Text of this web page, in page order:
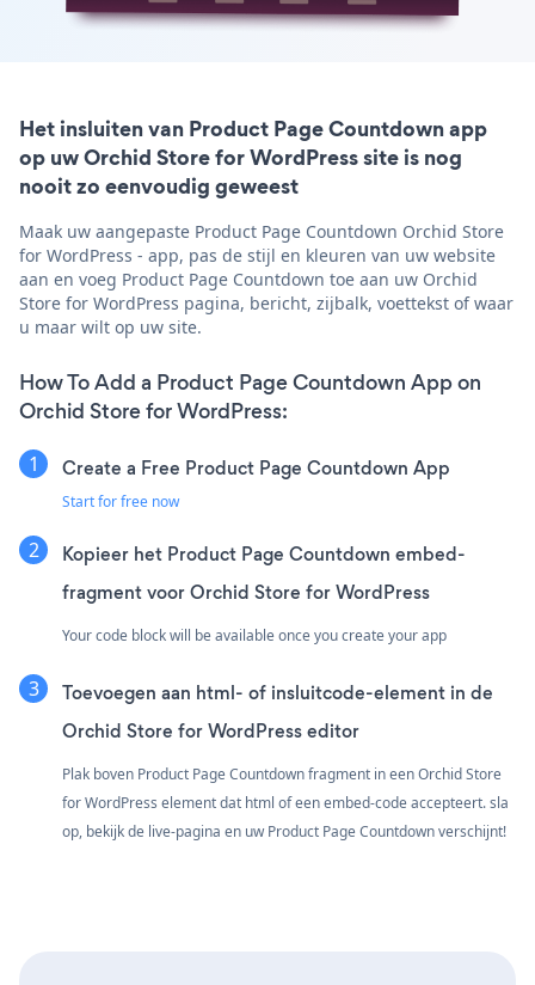
Het insluiten van Product Page Countdown app
op uw Orchid Store for WordPress site is nog
nooit zo eenvoudig geweest
Maak uw aangepaste Product Page Countdown Orchid Store
for WordPress - app, pas de stijl en kleuren van uw website
aan en voeg Product Page Countdown toe aan uw Orchid
Store for WordPress pagina, bericht, zijbalk, voettekst of waar
u maar wilt op uw site.
How To Add a Product Page Countdown App on
Orchid Store for WordPress:
Create a Free Product Page Countdown App
Start for free now
Kopieer het Product Page Countdown embed-
fragment voor Orchid Store for WordPress
Your code block will be available once you create your app
Toevoegen aan html- of insluitcode-element in de
Orchid Store for WordPress editor
Plak boven Product Page Countdown fragment in een Orchid Store
for WordPress element dat html of een embed-code accepteert. sla
op, bekijk de live-pagina en uw Product Page Countdown verschijnt!